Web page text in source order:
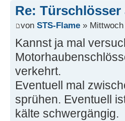
Re:
von STS-Flame »
Kannst ja mal
verkehrt.
Eventuell mal
sprühen. Eventuell
kälte schwergängig.